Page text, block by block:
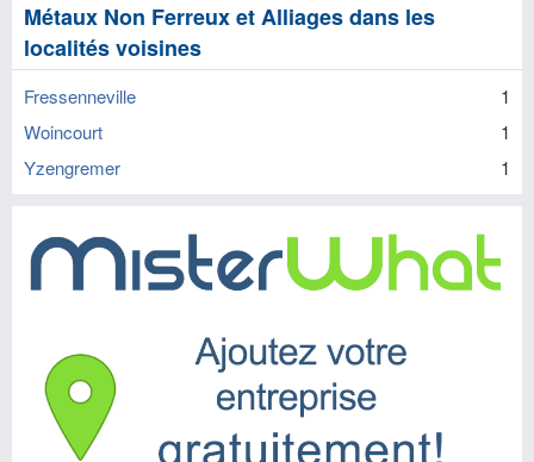
Métaux Non Ferreux et Alliages dans les
localités voisines
Fressenneville
1
Woincourt
1
Yzengremer
1